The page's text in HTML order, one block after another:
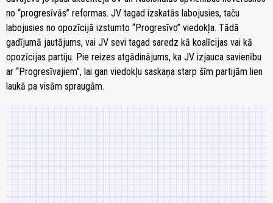
no “progresīvās” reformas. JV tagad izskatās labojusies, taču
labojusies no opozīcijā izstumto “Progresīvo” viedokļa. Tādā
gadījumā jautājums, vai JV sevi tagad saredz kā koalīcijas vai kā
opozīcijas partiju. Pie reizes atgādinājums, ka JV izjauca savienību
ar “Progresīvajiem”, lai gan viedokļu saskaņa starp šīm partijām lien
laukā pa visām spraugām.